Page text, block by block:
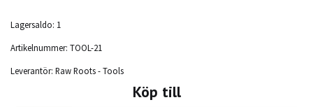
Lagersaldo: 1
Artikelnummer: TOOL-21
Leverantör: Raw Roots - Tools
Köp till